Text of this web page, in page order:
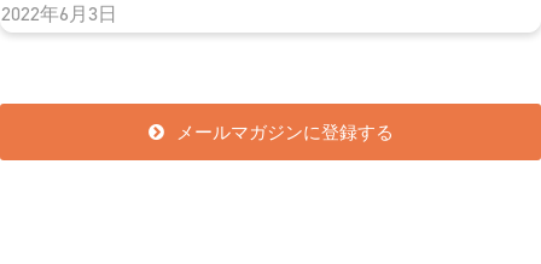
2022年6月3日
メールマガジンに登録する